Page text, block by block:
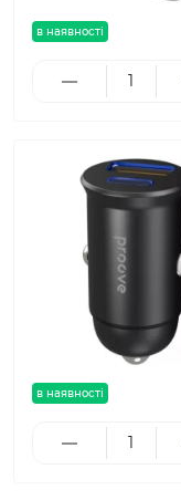
в наявності
в наявності